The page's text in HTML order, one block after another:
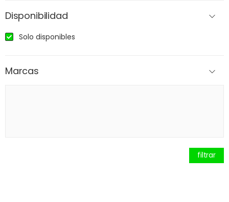
Disponibilidad
Solo disponibles
Marcas
filtrar